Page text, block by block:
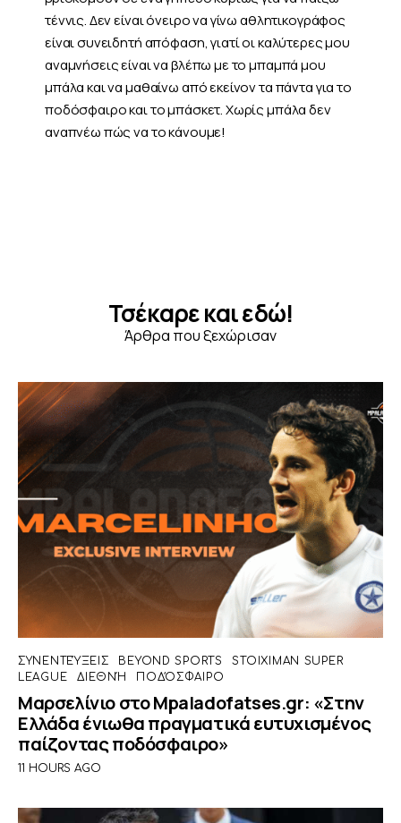
τέννις. Δεν είναι όνειρο να γίνω αθλητικογράφος
είναι συνειδητή απόφαση, γιατί οι καλύτερες μου
αναμνήσεις είναι να βλέπω με το μπαμπά μου
μπάλα και να μαθαίνω από εκείνον τα πάντα για το
ποδόσφαιρο και το μπάσκετ. Χωρίς μπάλα δεν
αναπνέω πώς να το κάνουμε!
Τσέκαρε και εδώ!
Άρθρα που ξεχώρισαν
ΣΥΝΕΝΤΕΎΞΕΙΣ BEYOND SPORTS
STOIXIMAN SUPER
LEAGUE
ΔΙΕΘΝΉ ΠΟΔΌΣΦΑΙΡΟ
Μαρσελίνιο στο Mpaladofatses.gr: «Στην
Ελλάδα ένιωθα πραγματικά ευτυχισμένος
παίζοντας ποδόσφαιρο»
11 HOURS AGO